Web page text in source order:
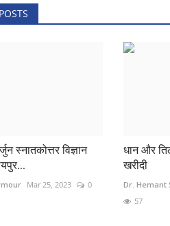
स्नातकोत्तर विज्ञान
Mar 25, 2023
0
धान और
खरीदी
Dr. Hemant
57
KUMAR RAWTE Jan 13, 2023 0 310